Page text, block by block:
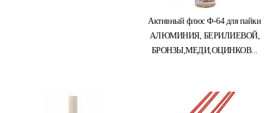
Активный флюс Ф-64 для пайки
АЛЮМИНИЯ, БЕРИЛИЕВОЙ,
БРОНЗЫ,МЕДИ,ОЦИНКОВ...